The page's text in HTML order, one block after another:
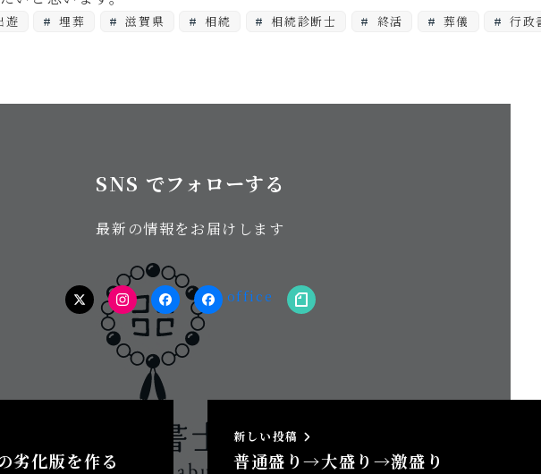
遊 埋葬 滋賀県 相続 相続診断士 終活 葬儀
行政
SNS でフォローする
最新の情報をお届けします
twitterInstagramfacebook（個
人）
facebook（事note
劣化版を作る
新しい投稿
普通盛り→大盛り→激盛り